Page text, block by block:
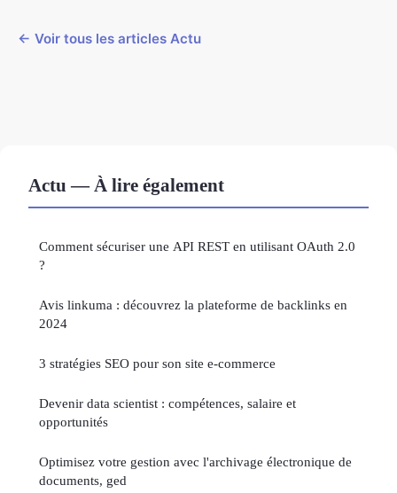
← Voir tous les articles Actu
Actu — À lire également
Comment sécuriser une API REST en utilisant OAuth 2.0
?
Avis linkuma : découvrez la plateforme de backlinks en
2024
3 stratégies SEO pour son site e-commerce
Devenir data scientist : compétences, salaire et
opportunités
Optimisez votre gestion avec l'archivage électronique de
documents, ged